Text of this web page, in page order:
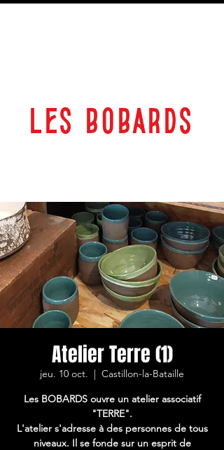
LES BOBARDS
Atelier Terre (1)
jeu. 10 oct.
  |
Castillon-la-Bataille
Les BOBARDS ouvre un atelier associatif
"TERRE".
L'atelier s'adresse à des personnes de tous
niveaux. Il se fonde sur un esprit de